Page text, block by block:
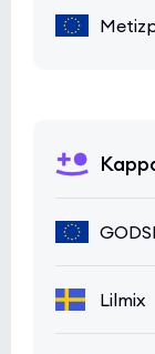
Lilmix